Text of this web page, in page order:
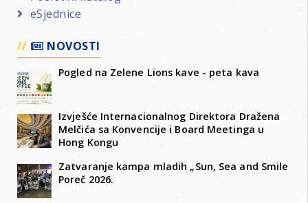
eSjednice
NOVOSTI
Pogled na Zelene Lions kave - peta kava
Izvješće Internacionalnog Direktora Dražena
Melčića sa Konvencije i Board Meetinga u
Hong Kongu
Zatvaranje kampa mladih „Sun, Sea and Smile
Poreč 2026.